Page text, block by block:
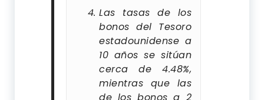
Las tasas de los
bonos del Tesoro
estadounidense a
10 años se sitúan
cerca de 4.48%,
mientras que las